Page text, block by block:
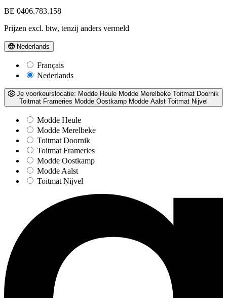
BE 0406.783.158
Prijzen excl. btw, tenzij anders vermeld
Nederlands
Français
Nederlands
Je voorkeurslocatie: Modde Heule Modde Merelbeke Toitmat Doornik
Toitmat Frameries Modde Oostkamp Modde Aalst Toitmat Nijvel
Modde Heule
Modde Merelbeke
Toitmat Doornik
Toitmat Frameries
Modde Oostkamp
Modde Aalst
Toitmat Nijvel